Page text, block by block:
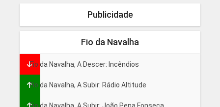
Publicidade
Fio da Navalha
Fio da Navalha, A Descer: Incêndios
Fio da Navalha, A Subir: Rádio Altitude